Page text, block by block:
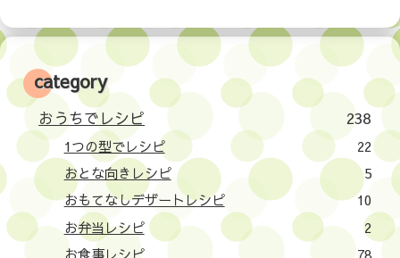
category
おうちでレシピ 238
1つの型でレシピ
22
おとな向きレシピ
5
おもてなしデザートレシピ
10
お弁当レシピ
2
お食事レシピ
78